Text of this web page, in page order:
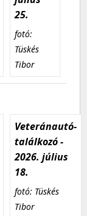
25.
fotó:
Tüskés
Tibor
Veteránautó-
találkozó -
2026. július
18.
fotó: Tüskés
Tibor